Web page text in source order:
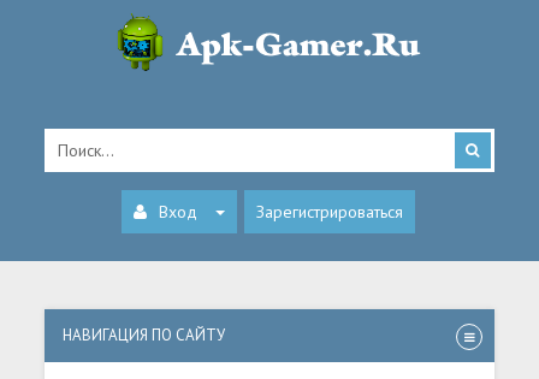
Вход Зарегистрироваться
НАВИГАЦИЯ ПО САЙТУ